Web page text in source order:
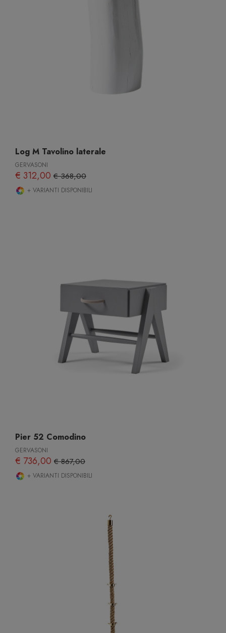
Log M Tavolino laterale
GERVASONI
€ 312,00 € 368,00
+ VARIANTI DISPONIBILI
Pier 52 Comodino
GERVASONI
€ 736,00 € 867,00
+ VARIANTI DISPONIBILI